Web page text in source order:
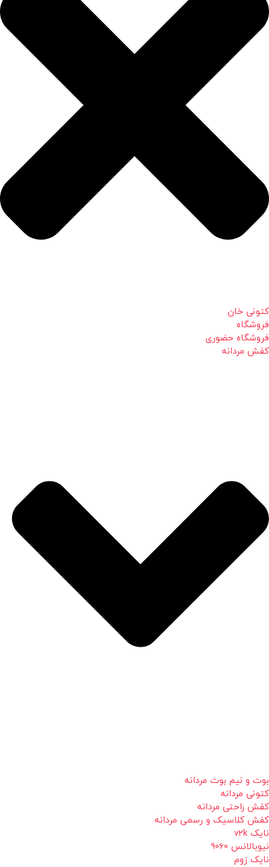
کتونی خان
فروشگاه
فروشگاه حضوری
کفش مردانه
بوت و نیم بوت مردانه
کتونی مردانه
کفش راحتی مردانه
کفش کلاسیک و رسمی مردانه
نایک v2k
نیوبالانس 9060
نایک زوم